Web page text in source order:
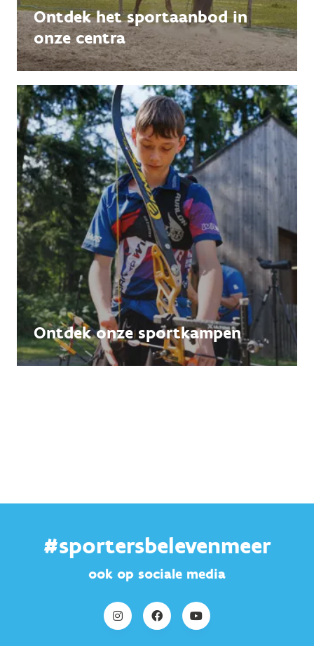
Ontdek het sportaanbod in
onze centra
Ontdek onze sportkampen
#sportersbelevenmeer
ook op sociale media